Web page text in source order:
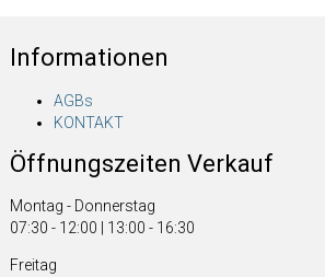
Informationen
AGBs
KONTAKT
Öffnungszeiten Verkauf
Montag - Donnerstag
07:30 - 12:00 | 13:00 - 16:30
Freitag